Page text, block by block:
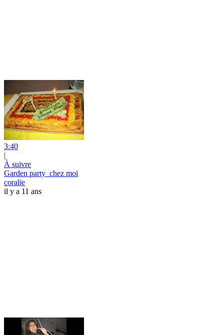
3:40
|
À suivre
Garden party_chez moi
coralie
il y a 11 ans